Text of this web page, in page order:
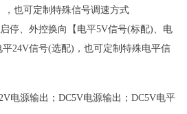
，也可定制特殊信号调速方式
停、外控换向【电平5V信号(标配)、电
24V信号(选配)，也可定制特殊电平信
输出；DC5V电源输出；DC5V电平